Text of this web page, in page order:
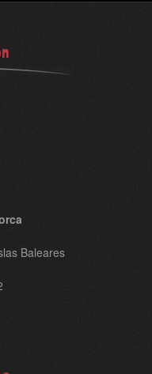
Baleares